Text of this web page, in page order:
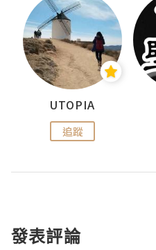
UTOPIA
追蹤
發表評論